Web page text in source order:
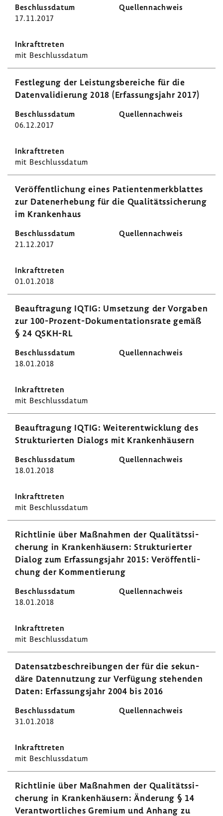
17.11.2017
mit Beschluss­datum
Fest­le­gung der Leis­tungs­be­reiche für die
Daten­va­li­die­rung 2018 (Erfas­sungs­jahr 2017)
06.12.2017
mit Beschluss­datum
Veröf­fent­li­chung eines Pati­en­ten­merk­blattes
zur Daten­er­he­bung für die Quali­täts­si­che­rung
im Kran­ken­haus
21.12.2017
01.01.2018
Beauf­tra­gung IQTIG: Umset­zung der Vorgaben
zur 100-​Prozent-Dokumentationsrate gemäß
§ 24 QSKH-RL
18.01.2018
mit Beschluss­datum
Beauf­tra­gung IQTIG: Weiter­ent­wick­lung des
Struk­tu­rierten Dialogs mit Kran­ken­häu­sern
18.01.2018
mit Beschluss­datum
Richt­linie über Maßnahmen der Quali­täts­si­
che­rung in Kran­ken­häu­sern: Struk­tu­rierter
Dialog zum Erfas­sungs­jahr 2015: Veröf­fent­li­
chung der Kommen­tie­rung
18.01.2018
mit Beschluss­datum
Daten­satz­be­schrei­bungen der für die sekun­
däre Daten­nut­zung zur Verfü­gung stehenden
Daten: Erfas­sungs­jahr 2004 bis 2016
31.01.2018
mit Beschluss­datum
Richt­linie über Maßnahmen der Quali­täts­si­
che­rung in Kran­ken­häu­sern: Ände­rung § 14
Verant­wort­li­ches Gremium und Anhang zu